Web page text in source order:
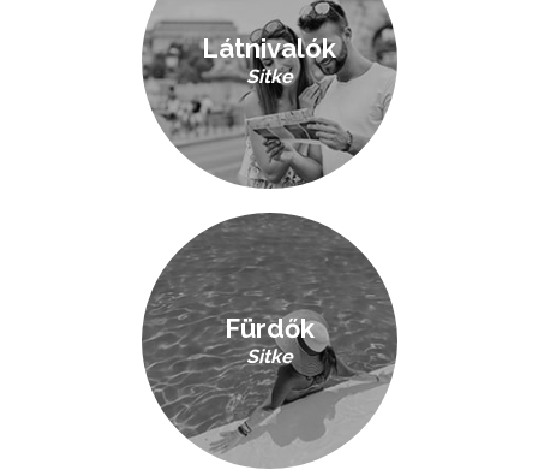
Látnivalók
Sitke
Fürdők
Sitke